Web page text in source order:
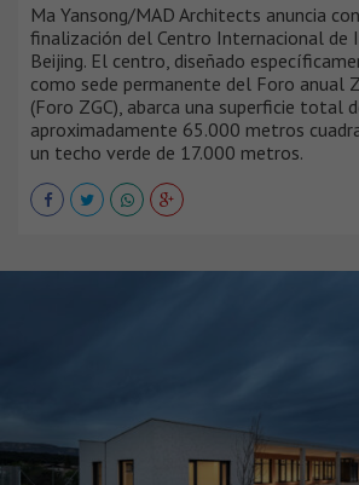
Ma Yansong/MAD Architects anuncia
finalización del Centro Internacional de
Beijing. El centro, diseñado
como sede permanente del Foro anual
(Foro ZGC), abarca una superficie total
aproximadamente 65.000 metros
un techo verde de 17.000 metros.